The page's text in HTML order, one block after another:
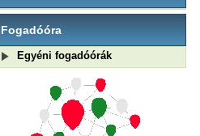
Fogadóóra
Egyéni fogadóórák